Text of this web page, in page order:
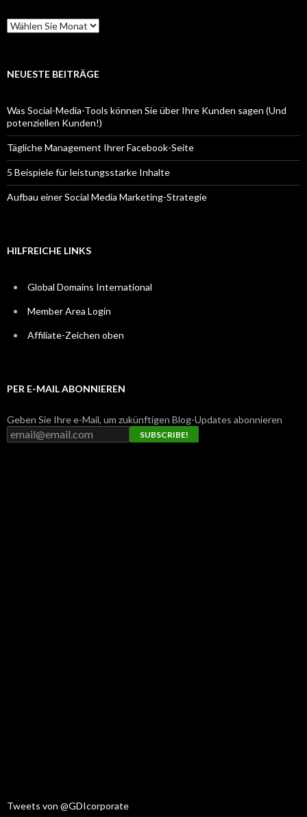
Archiv
NEUESTE BEITRÄGE
Was Social-Media-Tools können Sie über Ihre Kunden sagen (Und
potenziellen Kunden!)
Tägliche Management Ihrer Facebook-Seite
5 Beispiele für leistungsstarke Inhalte
Aufbau einer Social Media Marketing-Strategie
HILFREICHE LINKS
Global Domains International
Member Area Login
Affiliate-Zeichen oben
PER E-MAIL ABONNIEREN
Geben Sie Ihre e-Mail, um zukünftigen Blog-Updates abonnieren
Tweets von @GDIcorporate